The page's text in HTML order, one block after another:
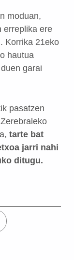
moduan,
erreplika ere
Korrika 21eko
hautua
garai
pasatzen
tarte bat
jarri nahi
ditugu.